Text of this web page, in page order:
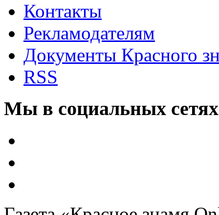
Контакты
Рекламодателям
Документы Красного
RSS
Мы в социальных сетях